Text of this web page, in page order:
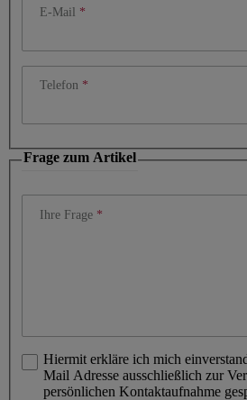
E-Mail
Telefon
Frage zum Artikel
Ihre Frage
Hiermit erkläre ich mich
Mail Adresse ausschließlich zur
persönlichen Kontaktaufnahme